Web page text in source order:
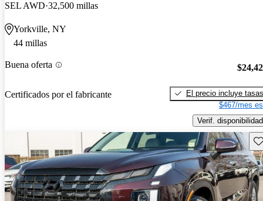
SEL AWD 32,500 millas
Yorkville, NY
44 millas
Buena oferta
Certificados por el fabricante
El precio incluye tasas
$467/mes
Verif. disponibilidad